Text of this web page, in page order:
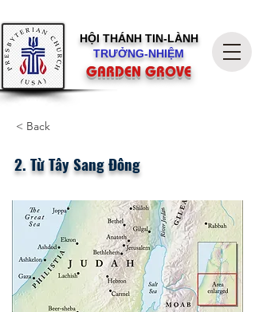
HỘI THÁNH TIN-LÀNH
TRƯỞNG-NHIỆM
GARDEN GROVE
< Back
2. Từ Tây Sang Đông